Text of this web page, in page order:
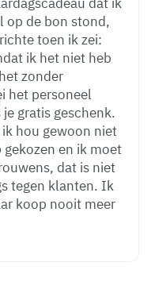
op de bon stond,
toen ik zei:
ik het niet heb
zonder
het personeel
gratis geschenk.
hou gewoon niet
gekozen en ik moet
dat is niet
tegen klanten. Ik
koop nooit meer